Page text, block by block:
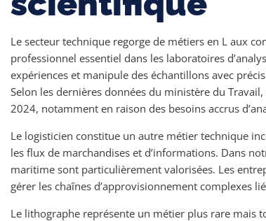
Le secteur technique regorge de métiers en L aux
professionnel essentiel dans les laboratoires
expériences et manipule des échantillons avec
Selon les dernières données du ministère du
2024, notamment en raison des besoins accrus
Le logisticien constitue un autre métier technique
les flux de marchandises et d’informations. Dans
maritime sont particulièrement valorisées. Les
gérer les chaînes d’approvisionnement complexes
Le lithographe représente un métier plus rare mais